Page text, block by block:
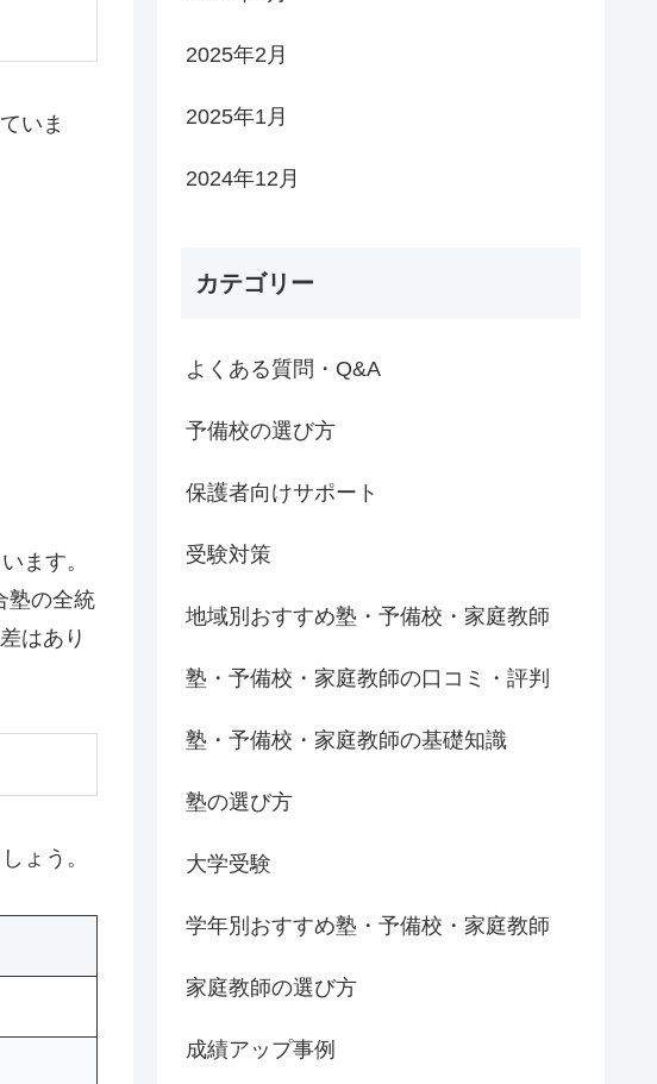
いま
ます。
塾の全統
はあり
ょう。
2025年2月
2025年1月
2024年12月
カテゴリー
よくある質問・Q&A
予備校の選び方
保護者向けサポート
受験対策
地域別おすすめ塾・予備校・家庭教師
塾・予備校・家庭教師の口コミ・評判
塾・予備校・家庭教師の基礎知識
塾の選び方
大学受験
学年別おすすめ塾・予備校・家庭教師
家庭教師の選び方
成績アップ事例